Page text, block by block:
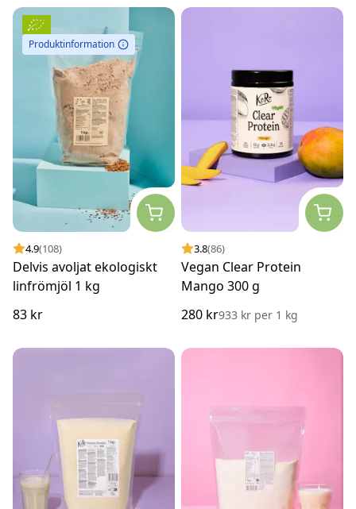
Produktinformation
4.9(108)
Delvis avoljat ekologiskt
linfrömjöl 1 kg
83 kr
3.8(86)
Vegan Clear Protein
Mango 300 g
280 kr933 kr per 1 kg